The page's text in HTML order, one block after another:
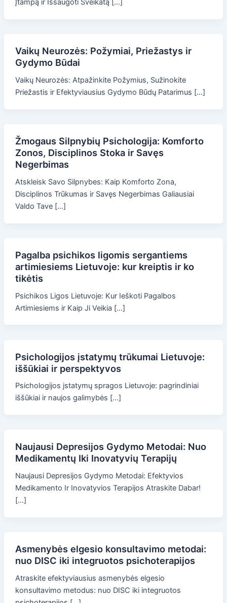
Įtampą ir Išsaugoti Sveikatą […]
Vaikų Neurozės: Požymiai, Priežastys ir
Gydymo Būdai
Vaikų Neurozės: Atpažinkite Požymius, Sužinokite
Priežastis ir Efektyviausius Gydymo Būdų Patarimus […]
Žmogaus Silpnybių Psichologija: Komforto
Zonos, Disciplinos Stoka ir Savęs
Negerbimas
Atskleisk Savo Silpnybes: Kaip Komforto Zona,
Disciplinos Trūkumas ir Savęs Negerbimas Galiausiai
Valdo Tave […]
Pagalba psichikos ligomis sergantiems
artimiesiems Lietuvoje: kur kreiptis ir ko
tikėtis
Psichikos Ligos Lietuvoje: Kur Ieškoti Pagalbos
Artimiesiems ir Kaip Ji Veikia […]
Psichologijos įstatymų trūkumai Lietuvoje:
iššūkiai ir perspektyvos
Psichologijos įstatymų spragos Lietuvoje: pagrindiniai
iššūkiai ir naujos galimybės […]
Naujausi Depresijos Gydymo Metodai: Nuo
Medikamentų Iki Inovatyvių Terapijų
Naujausi Depresijos Gydymo Metodai: Efektyvios
Medikamento Ir Inovatyvios Terapijos Atraskite Dabar!
[…]
Asmenybės elgesio konsultavimo metodai:
nuo DISC iki integruotos psichoterapijos
Atraskite efektyviausius asmenybės elgesio
konsultavimo metodus: nuo DISC iki integruotos